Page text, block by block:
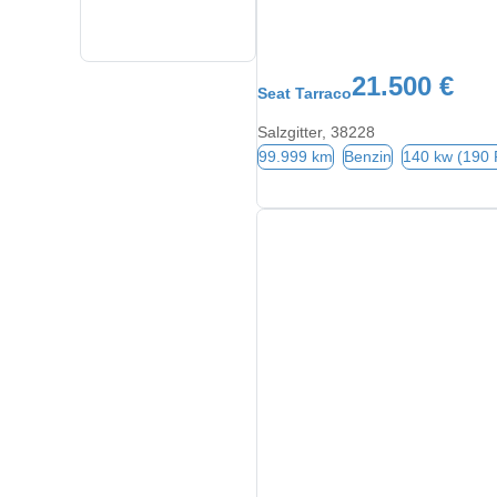
Seat Tarraco21.500 €
Salzgitter, 38228
99.999 km
Benzin 140 kw (190